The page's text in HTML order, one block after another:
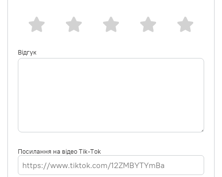
Відгук
Посилання на відео Tik-Tok